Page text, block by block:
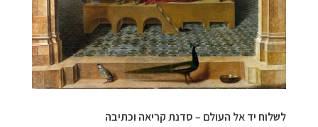
לשלוח יד אל העולם – סדנת קריאה וכתיבה